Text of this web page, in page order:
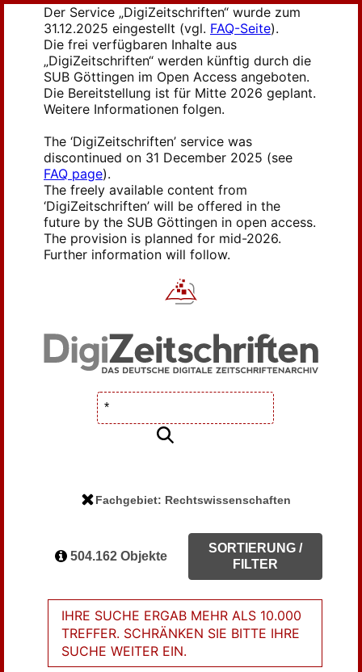
Der Service „DigiZeitschriften“ wurde zum
31.12.2025 eingestellt (vgl. FAQ-Seite).
Die frei verfügbaren Inhalte aus
„DigiZeitschriften“ werden künftig durch die
SUB Göttingen im Open Access angeboten.
Die Bereitstellung ist für Mitte 2026 geplant.
Weitere Informationen folgen.
The ‘DigiZeitschriften’ service was
discontinued on 31 December 2025 (see
FAQ page).
The freely available content from
‘DigiZeitschriften’ will be offered in the
future by the SUB Göttingen in open access.
The provision is planned for mid-2026.
Further information will follow.
Fachgebiet: Rechtswissenschaften
504.162 Objekte
SORTIERUNG /
FILTER
IHRE SUCHE ERGAB MEHR ALS 10.000
TREFFER. SCHRÄNKEN SIE BITTE IHRE
SUCHE WEITER EIN.